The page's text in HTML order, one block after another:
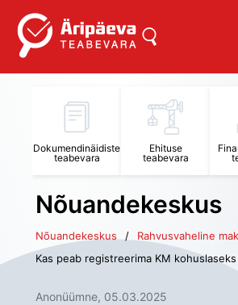
Dokumendinäidiste
teabevara
Ehituse
teabevara
Nõuandekeskus
Nõuandekeskus
Rahvusvaheline
Kas peab registreerima KM kohuslaseks
Anonüümne, 05.03.2025